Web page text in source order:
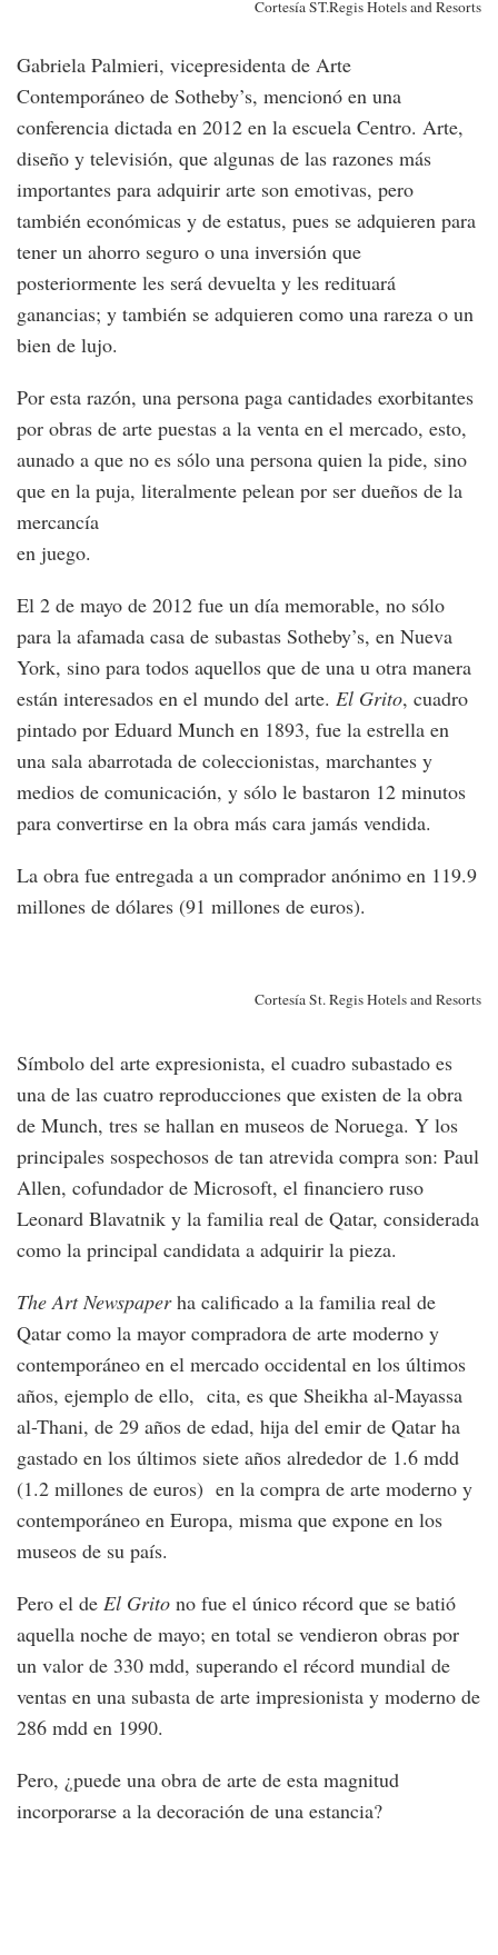
Cortesía ST.Regis Hotels and Resorts
Gabriela Palmieri, vicepresidenta de Arte
Contemporáneo de Sotheby’s, mencionó en una
conferencia dictada en 2012 en la escuela Centro. Arte,
diseño y televisión, que algunas de las razones más
importantes para adquirir arte son emotivas, pero
también económicas y de estatus, pues se adquieren para
tener un ahorro seguro o una inversión que
posteriormente les será devuelta y les redituará
ganancias; y también se adquieren como una rareza o un
bien de lujo.
Por esta razón, una persona paga cantidades exorbitantes
por obras de arte puestas a la venta en el mercado, esto,
aunado a que no es sólo una persona quien la pide, sino
que en la puja, literalmente pelean por ser dueños de la
mercancía
en juego.
El 2 de mayo de 2012 fue un día memorable, no sólo
para la afamada casa de subastas Sotheby’s, en Nueva
York, sino para todos aquellos que de una u otra manera
están interesados en el mundo del arte. El Grito, cuadro
pintado por Eduard Munch en 1893, fue la estrella en
una sala abarrotada de coleccionistas, marchantes y
medios de comunicación, y sólo le bastaron 12 minutos
para convertirse en la obra más cara jamás vendida.
La obra fue entregada a un comprador anónimo en 119.9
millones de dólares (91 millones de euros).
Cortesía St. Regis Hotels and Resorts
Símbolo del arte expresionista, el cuadro subastado es
una de las cuatro reproducciones que existen de la obra
de Munch, tres se hallan en museos de Noruega. Y los
principales sospechosos de tan atrevida compra son: Paul
Allen, cofundador de Microsoft, el financiero ruso
Leonard Blavatnik y la familia real de Qatar, considerada
como la principal candidata a adquirir la pieza.
The Art Newspaperha calificado a la familia real de
Qatar como la mayor compradora de arte moderno y
contemporáneo en el mercado occidental en los últimos
años, ejemplo de ello, cita, es que Sheikha al-Mayassa
al-Thani, de 29 años de edad, hija del emir de Qatar ha
gastado en los últimos siete años alrededor de 1.6 mdd
(1.2 millones de euros) en la compra de arte moderno y
contemporáneo en Europa, misma que expone en los
museos de su país.
Pero el de El Grito no fue el único récord que se batió
aquella noche de mayo; en total se vendieron obras por
un valor de 330 mdd, superando el récord mundial de
ventas en una subasta de arte impresionista y moderno de
286 mdd en 1990.
Pero, ¿puede una obra de arte de esta magnitud
incorporarse a la decoración de una estancia?